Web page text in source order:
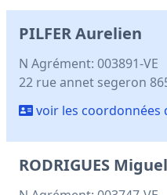
PILFER Aurelien
N Agrément: 003891-VE
22 rue annet segeron
voir les coordonnées
RODRIGUES Miguel